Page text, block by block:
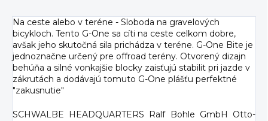
Na ceste alebo v teréne - Sloboda na gravelových
bicykloch. Tento G-One sa cíti na ceste celkom dobre,
avšak jeho skutočná sila prichádza v teréne. G-One Bite je
jednoznačne určený pre offroad terény. Otvorený dizajn
behúňa a silné vonkajšie blocky zaisťujú stabilit pri jazde v
zákrutách a dodávajú tomuto G-One plášťu perfektné
"zakusnutie"
SCHWALBE HEADQUARTERS Ralf Bohle GmbH Otto-